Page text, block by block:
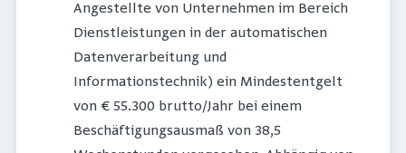
Angestellte von Unternehmen im Bereich
Dienstleistungen in der automatischen
Datenverarbeitung und
Informationstechnik) ein Mindestentgelt
von € 55.300 brutto/Jahr bei einem
Beschäftigungsausmaß von 38,5